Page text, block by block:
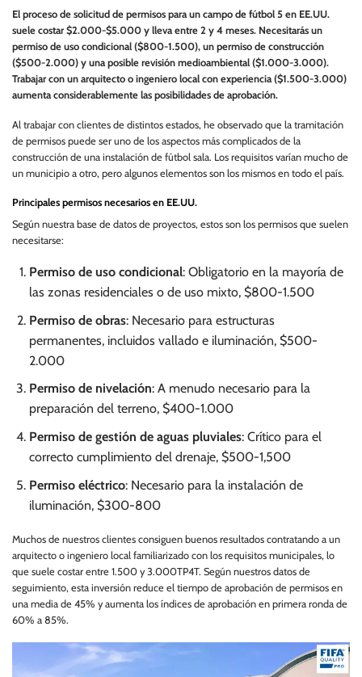
El proceso de solicitud de permisos para un campo de fútbol 5 en EE.UU.
suele costar $2.000-$5.000 y lleva entre 2 y 4 meses. Necesitarás un
permiso de uso condicional ($800-1.500), un permiso de construcción
($500-2.000) y una posible revisión medioambiental ($1.000-3.000).
Trabajar con un arquitecto o ingeniero local con experiencia ($1.500-3.000)
aumenta considerablemente las posibilidades de aprobación.
Al trabajar con clientes de distintos estados, he observado que la tramitación
de permisos puede ser uno de los aspectos más complicados de la
construcción de una instalación de fútbol sala. Los requisitos varían mucho de
un municipio a otro, pero algunos elementos son los mismos en todo el país.
Principales permisos necesarios en EE.UU.
Según nuestra base de datos de proyectos, estos son los permisos que suelen
necesitarse:
Permiso de uso condicional: Obligatorio en la mayoría de
las zonas residenciales o de uso mixto, $800-1.500
Permiso de obras: Necesario para estructuras
permanentes, incluidos vallado e iluminación, $500-
2.000
Permiso de nivelación: A menudo necesario para la
preparación del terreno, $400-1.000
Permiso de gestión de aguas pluviales: Crítico para el
correcto cumplimiento del drenaje, $500-1,500
Permiso eléctrico: Necesario para la instalación de
iluminación, $300-800
Muchos de nuestros clientes consiguen buenos resultados contratando a un
arquitecto o ingeniero local familiarizado con los requisitos municipales, lo
que suele costar entre 1.500 y 3.000TP4T. Según nuestros datos de
seguimiento, esta inversión reduce el tiempo de aprobación de permisos en
una media de 45% y aumenta los índices de aprobación en primera ronda de
60% a 85%.